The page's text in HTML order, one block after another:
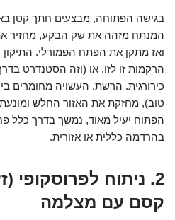
בגישה הפתוחה, מבצעים חתך קטן
המנתח מזהה את שק הבקע, מחזיר
ואז מתקן את הפתח הפמורלי. התיקון
הרקמות זו לזו, או (וזה הסטנדרט
כירורגית. הרשת, העשויה מחומרים
טוב), מחזקת את האזור החלש
הפתוח יעיל מאוד, נמשך בדרך כלל
בהרדמה כללית או אזורית.
2. ניתוח לפרוסקופי
קסם עם מצלמה